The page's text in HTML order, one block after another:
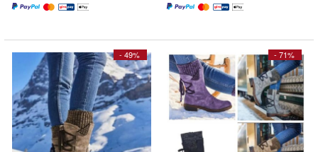
- 49% - 71%